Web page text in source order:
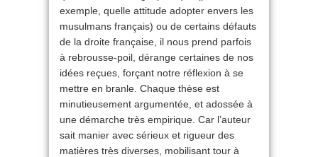
exemple, quelle attitude adopter envers les
musulmans français) ou de certains défauts
de la droite française, il nous prend parfois
à rebrousse-poil, dérange certaines de nos
idées reçues, forçant notre réflexion à se
mettre en branle. Chaque thèse est
minutieusement argumentée, et adossée à
une démarche très empirique. Car l’auteur
sait manier avec sérieux et rigueur des
matières très diverses, mobilisant tour à